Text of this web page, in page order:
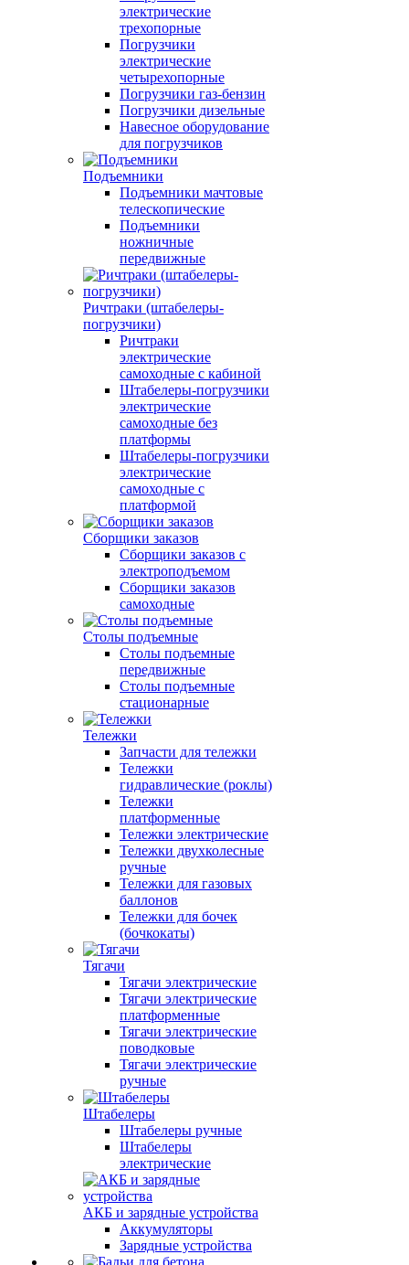
электрические
трехопорные
Погрузчики
электрические
четырехопорные
Погрузчики газ-бензин
Погрузчики дизельные
Навесное оборудование
для погрузчиков
Подъемники
Подъемники мачтовые
телескопические
Подъемники
ножничные
передвижные
Ричтраки (штабелеры-
погрузчики)
Ричтраки
электрические
самоходные с кабиной
Штабелеры-погрузчики
электрические
самоходные без
платформы
Штабелеры-погрузчики
электрические
самоходные с
платформой
Сборщики заказов
Сборщики заказов с
электроподъемом
Сборщики заказов
самоходные
Столы подъемные
Столы подъемные
передвижные
Столы подъемные
стационарные
Тележки
Запчасти для тележки
Тележки
гидравлические (роклы)
Тележки
платформенные
Тележки электрические
Тележки двухколесные
ручные
Тележки для газовых
баллонов
Тележки для бочек
(бочкокаты)
Тягачи
Тягачи электрические
Тягачи электрические
платформенные
Тягачи электрические
поводковые
Тягачи электрические
ручные
Штабелеры
Штабелеры ручные
Штабелеры
электрические
АКБ и зарядные устройства
Аккумуляторы
Зарядные устройства